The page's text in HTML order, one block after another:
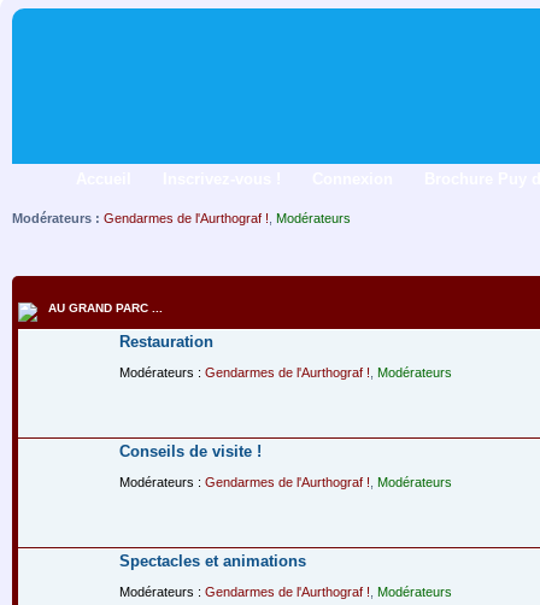
Modérateurs : Gendarmes de l'Aurthograf ! Modérateurs
AU GRAND PARC ...
Restauration
Modérateurs : Gendarmes de l'Aurthograf ! Modérateurs
Conseils de visite !
Modérateurs : Gendarmes de l'Aurthograf ! Modérateurs
Spectacles et animations
Modérateurs : Gendarmes de l'Aurthograf ! Modérateurs